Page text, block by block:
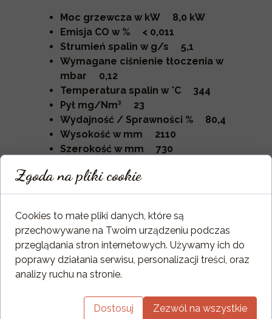
Moc grzewcza w kW 8,0 kW
Emisja CO w % < 0,011
Strumień spalin w g/s 5,1
Wymagane ciśnienie tłoczenia w
mbar 0,12
Temperatura spalin w °C 344
Pył mg/Nm³ 23
Wydajność / Sprawności % 80,4
Wysokość w mm 2110
Szerokość w mm 730
Ciężar w obudowie kaflowej w kg
537
Zgoda na pliki cookie
Cookies to małe pliki danych, które są
przechowywane na Twoim urządzeniu podczas
przeglądania stron internetowych. Używamy ich do
poprawy działania serwisu, personalizacji treści, oraz
analizy ruchu na stronie.
Dostosuj Zezwól na wszystkie